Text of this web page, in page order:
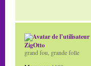
ZigOtto
grand fou, grande folle